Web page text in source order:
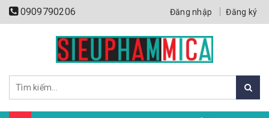
0909790206 Đăng nhập Đăng ký